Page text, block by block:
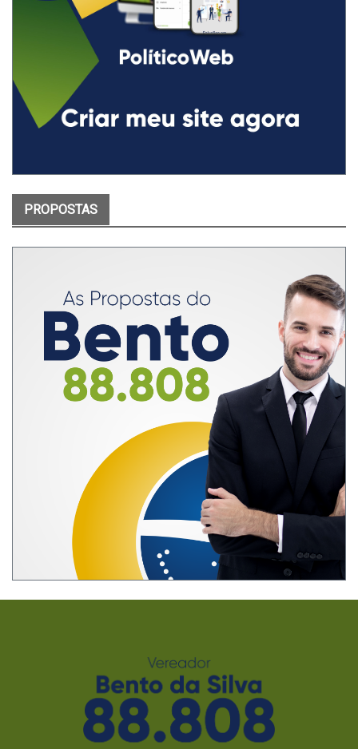
PROPOSTAS